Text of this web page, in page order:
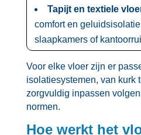
Tapijt en textiele
comfort en
slaapkamers of
Voor elke vloer zijn er
isolatiesystemen, van kurk
zorgvuldig inpassen
normen.​
Hoe werkt het